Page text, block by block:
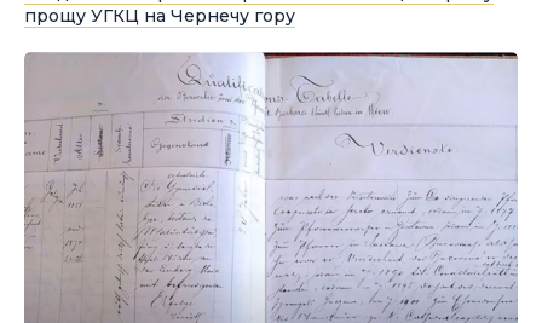
прощу УГКЦ на Чернечу гору